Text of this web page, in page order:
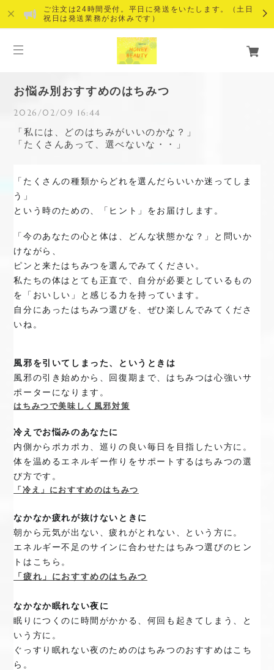
ご注文は24時間受付。平日に発送をいたします。（土日
祝日は発送業務がお休みです）
お悩み別おすすめのはちみつ
2026/02/09 16:44
「私には、どのはちみがいいのかな？」
「たくさんあって、選べないな・・」
「たくさんの種類からどれを選んだらいいか迷ってしま
う」
という時のための、「ヒント」をお届けします。
「今のあなたの心と体は、どんな状態かな？」と問いか
けながら、
ピンと来たはちみつを選んでみてください。
私たちの体はとても正直で、自分が必要としているもの
を「おいしい」と感じる力を持っています。
自分にあったはちみつ選びを、ぜひ楽しんでみてくださ
いね。
風邪を引いてしまった、というときは
風邪の引き始めから、回復期まで、はちみつは心強いサ
ポーターになります。
はちみつで美味しく風邪対策
冷えでお悩みのあなたに
内側からポカポカ、巡りの良い毎日を目指したい方に。
体を温めるエネルギー作りをサポートするはちみつの選
び方です。
「冷え」におすすめのはちみつ
なかなか疲れが抜けないときに
朝から元気が出ない、疲れがとれない、という方に。
エネルギー不足のサインに合わせたはちみつ選びのヒン
トはこちら。
「疲れ」におすすめのはちみつ
なかなか眠れない夜に
眠りにつくのに時間がかかる、何回も起きてしまう、と
いう方に。
ぐっすり眠れない夜のためのはちみつのおすすめはこち
ら。